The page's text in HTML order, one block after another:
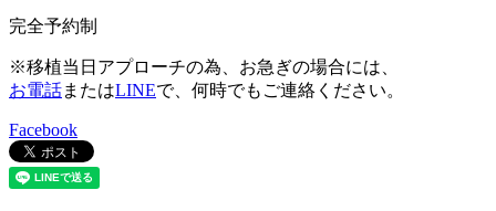
完全予約制
※移植当日アプローチの為、お急ぎの場合には、
お電話またはLINEで、何時でもご連絡ください。
Facebook